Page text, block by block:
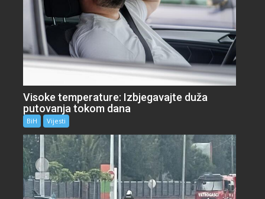
Visoke temperature: Izbjegavajte duža
putovanja tokom dana
BiH Vijesti